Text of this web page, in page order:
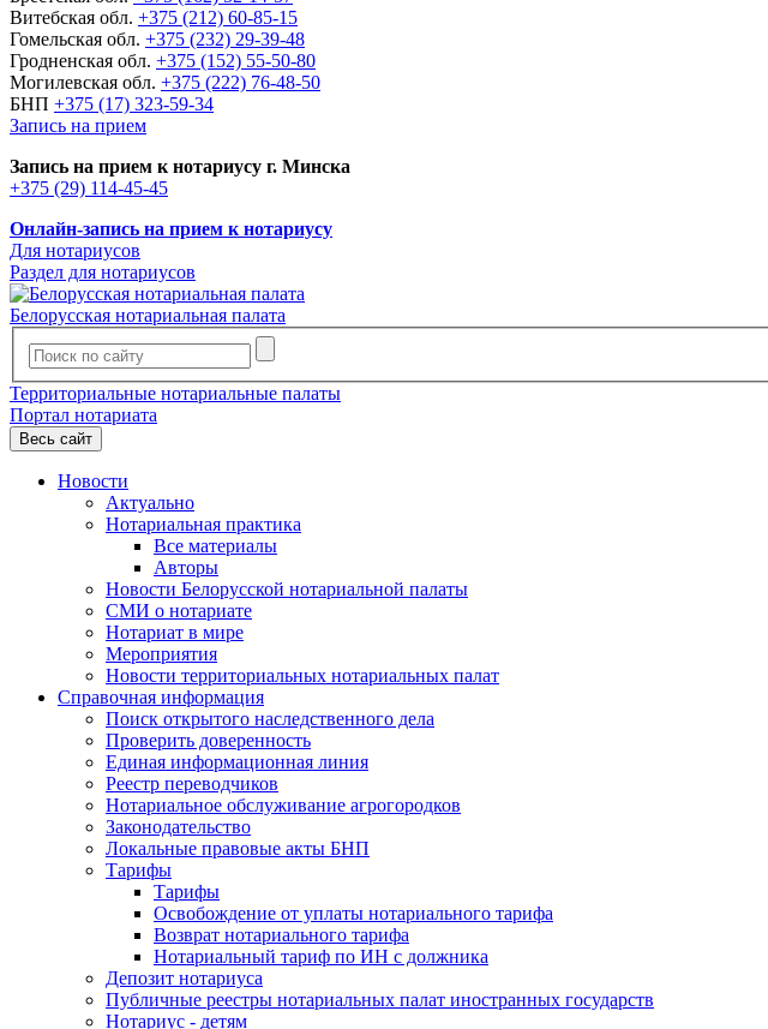
Витебская обл. +375 (212) 60-85-15
Гомельская обл. +375 (232) 29-39-48
Гродненская обл. +375 (152) 55-50-80
Могилевская обл. +375 (222) 76-48-50
БНП +375 (17) 323-59-34
Запись на прием
Запись на прием к нотариусу г. Минска
+375 (29) 114-45-45
Онлайн-запись на прием к нотариусу
Для нотариусов
Раздел для нотариусов
Белорусская нотариальная палата
Территориальные нотариальные палаты
Портал нотариата
Весь сайт
Новости
Актуально
Нотариальная практика
Все материалы
Авторы
Новости Белорусской нотариальной палаты
СМИ о нотариате
Нотариат в мире
Мероприятия
Новости территориальных нотариальных палат
Справочная информация
Поиск открытого наследственного дела
Проверить доверенность
Единая информационная линия
Реестр переводчиков
Нотариальное обслуживание агрогородков
Законодательство
Локальные правовые акты БНП
Тарифы
Тарифы
Освобождение от уплаты нотариального тарифа
Возврат нотариального тарифа
Нотариальный тариф по ИН с должника
Депозит нотариуса
Публичные реестры нотариальных палат иностранных государств
Нотариус - детям